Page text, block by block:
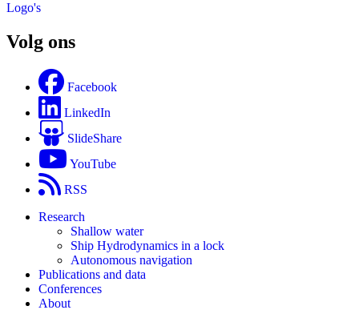
Logo's
Volg ons
Facebook
LinkedIn
SlideShare
YouTube
RSS
Research
Shallow water
Ship Hydrodynamics in a lock
Autonomous navigation
Publications and data
Conferences
About